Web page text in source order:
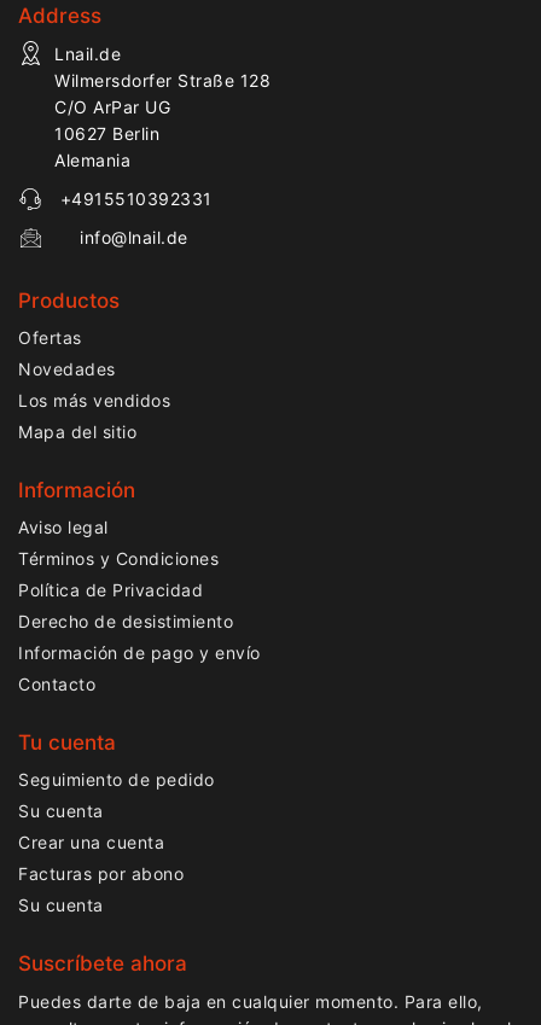
Address
Lnail.de
Wilmersdorfer Straße 128
C/O ArPar UG
10627 Berlin
Alemania
+4915510392331
info@lnail.de
Productos
Ofertas
Novedades
Los más vendidos
Mapa del sitio
Información
Aviso legal
Términos y Condiciones
Política de Privacidad
Derecho de desistimiento
Información de pago y envío
Contacto
Tu cuenta
Seguimiento de pedido
Su cuenta
Crear una cuenta
Facturas por abono
Su cuenta
Suscríbete ahora
Puedes darte de baja en cualquier momento. Para ello,